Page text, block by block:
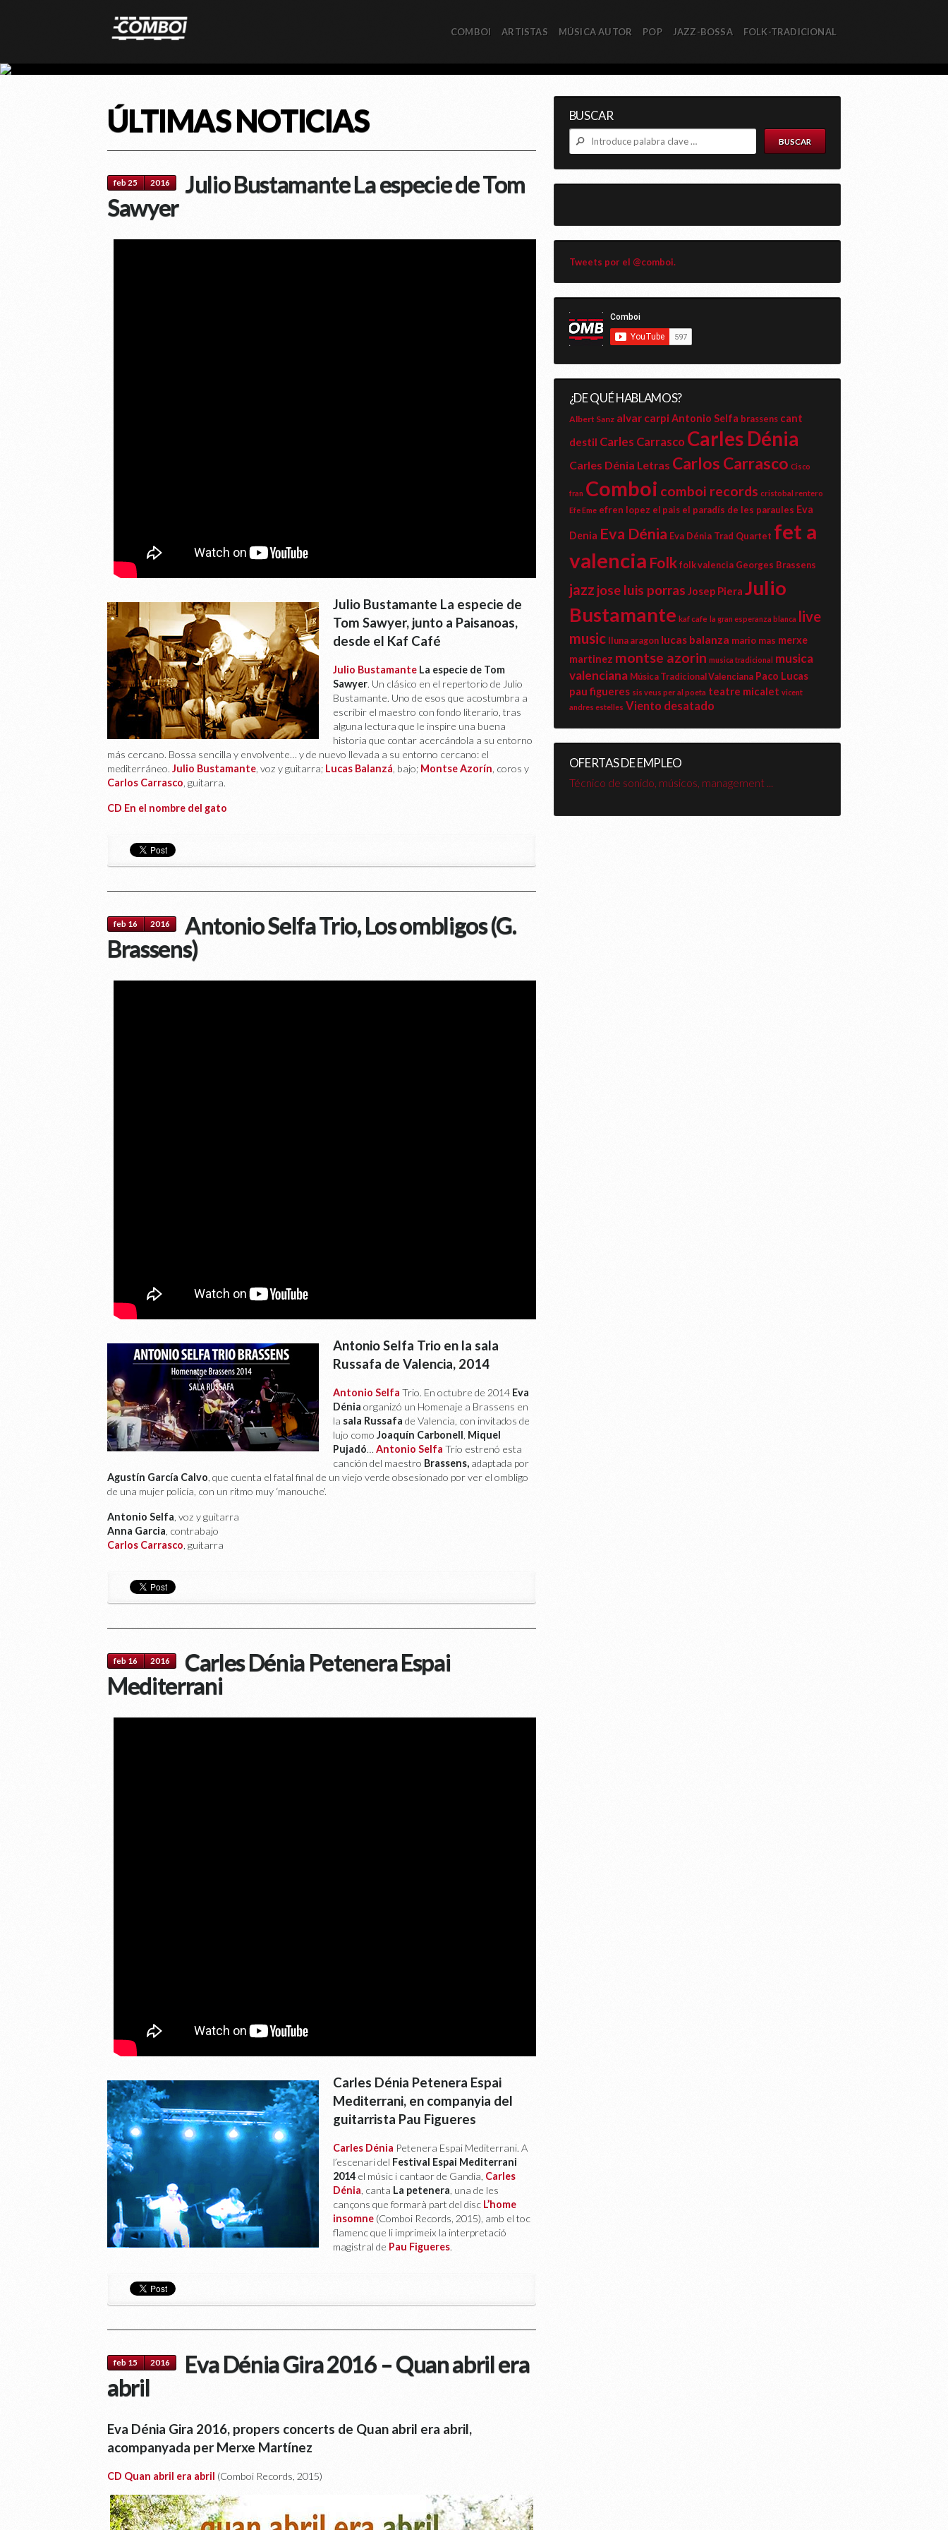
COMBOI ARTISTAS MÚSICA AUTOR POP JAZZ-BOSSA FOLK-TRADICIONAL
ÚLTIMAS NOTICIAS
feb 25 2016
Julio Bustamante La especie de Tom
Sawyer
Julio Bustamante La especie de
Tom Sawyer, junto a Paisanoas,
desde el Kaf Café
Julio Bustamante La especie de Tom
Sawyer. Un clásico en el repertorio de Julio
Bustamante. Uno de esos que acostumbra a
escribir el maestro con fondo literario, tras
alguna lectura que le inspire una buena
historia que contar acercándola a su entorno
más cercano. Bossa sencilla y envolvente… y de nuevo llevada a su entorno cercano: el
mediterráneo. Julio Bustamante , voz y guitarra; Lucas Balanzá, bajo; Montse Azorín, coros y
Carlos Carrasco, guitarra.
CD En el nombre del gato
feb 16 2016
Antonio Selfa Trio, Los ombligos (G.
Brassens)
Antonio Selfa Trio en la sala
Russafa de Valencia, 2014
Antonio Selfa Trio. En octubre de 2014 Eva
Dénia organizó un Homenaje a Brassens en
la sala Russafa de Valencia, con invitados de
lujo como Joaquín Carbonell Miquel
Pujadó… Antonio Selfa Trío estrenó esta
canción del maestro Brassens, adaptada por
Agustín García Calvo, que cuenta el fatal final de un viejo verde obsesionado por ver el ombligo
de una mujer policía, con un ritmo muy ‘manouche’.
Antonio Selfa , voz y guitarra
Anna Garcia, contrabajo
Carlos Carrasco, guitarra
feb 16 2016
Carles Dénia Petenera Espai
Mediterrani
Carles Dénia Petenera Espai
Mediterrani, en companyia del
guitarrista Pau Figueres
Carles Dénia Petenera Espai Mediterrani. A
l’escenari del Festival Espai Mediterrani
2014 el músic i cantaor de Gandia, Carles
Dénia, canta La petenera, una de les
cançons que formarà part del disc L’home
insomne (Comboi Records, 2015), amb el toc
flamenc que li imprimeix la interpretació
magistral de Pau Figueres.
feb 15 2016
Eva Dénia Gira 2016 – Quan abril era
abril
Eva Dénia Gira 2016, propers concerts de Quan abril era abril,
acompanyada per Merxe Martínez
CD Quan abril era abril (Comboi Records, 2015)
BUSCAR
Tweets por el @comboi.
¿DE QUÉ HABLAMOS?
Albert Sanz alvar carpiAntonio Selfa brassens cant
destil Carles Carrasco Carles Dénia
Carles Dénia Letras Carlos Carrasco Cisco
fran Comboi comboi records cristobal rentero
Efe Eme efren lopez el pais el paradís de les paraules Eva
Denia Eva Dénia Eva Dénia Trad Quartet fet a
valencia Folk folk valencia Georges Brassens
jazz jose luis porras Josep Piera Julio
Bustamante kaf cafe la gran esperanza blanca live
music
lluna aragon lucas balanza mario mas merxe
martinez montse azorin musica tradicional musica
valenciana Música Tradicional Valenciana Paco Lucas
pau figueres sis veus per al poeta teatre micalet vicent
andres estelles Viento desatado
OFERTAS DE EMPLEO
Técnico de sonido, músicos, management ...